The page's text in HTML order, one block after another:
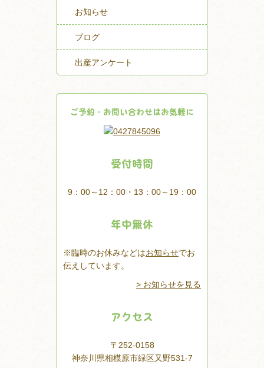
お知らせ
ブログ
出産アンケート
ご予約・お問い合わせはお気軽に
受付時間
9：00～12：00・13：00～19：00
年中無休
※臨時のお休みなどはお知らせでお
伝えしています。
> お知らせを見る
アクセス
〒252-0158
神奈川県相模原市緑区又野531-7